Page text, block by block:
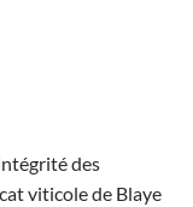
des
viticole de Blaye